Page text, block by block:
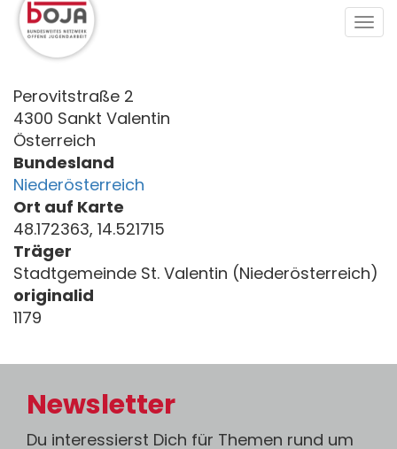
Direkt
zum
Inhalt
Perovitstraße 2
4300 Sankt Valentin
Österreich
Bundesland
Niederösterreich
Ort auf Karte
48.172363, 14.521715
Träger
Stadtgemeinde St. Valentin (Niederösterreich)
originalid
1179
Newsletter
Du interessierst Dich für Themen rund um